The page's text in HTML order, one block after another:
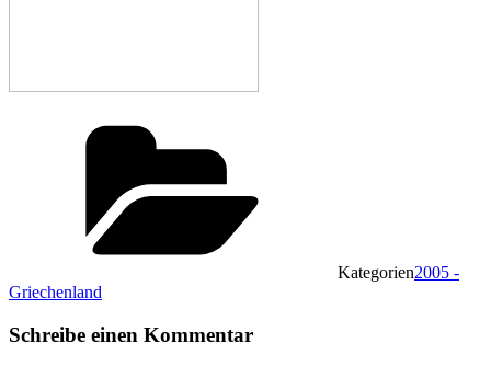
Kategorien2005 -
Griechenland
Schreibe einen Kommentar